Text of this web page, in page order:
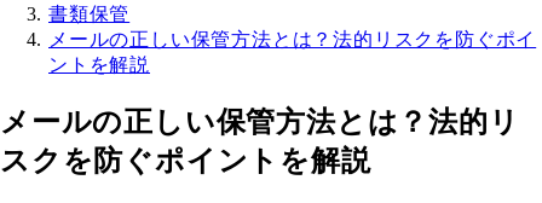
書類保管
メールの正しい保管方法とは？法的リスクを防ぐポイ
ントを解説
メールの正しい保管方法とは？法的リ
スクを防ぐポイントを解説